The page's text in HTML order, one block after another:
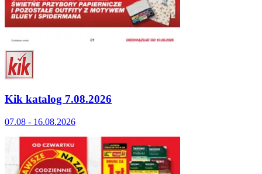
Kik katalog 7.08.2026
07.08 - 16.08.2026